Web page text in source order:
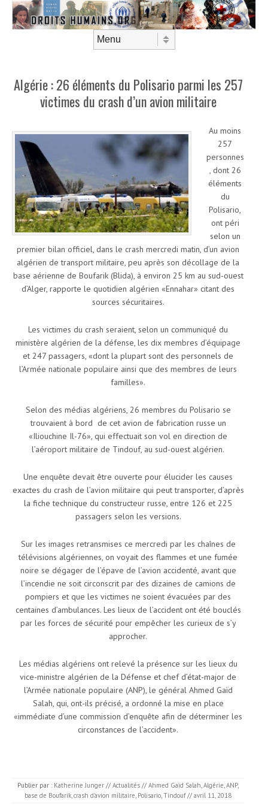
Algérie : 26 éléments du Polisario parmi les 257
victimes du crash d’un avion militaire
Au moins
257
personnes
, dont 26
éléments
du
Polisario,
ont péri
selon un
premier bilan officiel, dans le crash mercredi matin, d’un avion
algérien de transport militaire, peu après son décollage de la
base aérienne de Boufarik (Blida), à environ 25 km au sud-ouest
d’Alger, rapporte le quotidien algérien «Ennahar» citant des
sources sécuritaires.
Les victimes du crash seraient, selon un communiqué du
ministère algérien de la défense, les dix membres d’équipage
et 247 passagers, «dont la plupart sont des personnels de
l’Armée nationale populaire ainsi que des membres de leurs
familles».
Selon des médias algériens, 26 membres du Polisario se
trouvaient à bord de cet avion de fabrication russe un
«Iliouchine Il-76», qui effectuait son vol en direction de
l’aéroport militaire de Tindouf, au sud-ouest algérien.
Une enquête devait être ouverte pour élucider les causes
exactes du crash de l’avion militaire qui peut transporter, d’après
la fiche technique du constructeur russe, entre 126 et 225
passagers selon les versions.
Sur les images retransmises ce mercredi par les chaînes de
télévisions algériennes, on voyait des flammes et une fumée
noire se dégager de l’épave de l’avion accidenté, avant que
l’incendie ne soit circonscrit par des dizaines de camions de
pompiers et que les victimes ne soient évacuées par des
centaines d’ambulances. Les lieux de l’accident ont été bouclés
par les forces de sécurité pour empêcher les curieux de s’y
approcher.
Les médias algériens ont relevé la présence sur les lieux du
vice-ministre algérien de la Défense et chef d’état-major de
l’Armée nationale populaire (ANP), le général Ahmed Gaïd
Salah, qui, ont-ils précisé, a ordonné la mise en place
«immédiate d’une commission d’enquête afin de déterminer les
circonstances de l’accident».
Publier par : Katherine Junger // Actualités // Ahmed Gaïd Salah,Algérie,ANP,
base de Boufarik,crash d'avion militaire, Polisario,Tindouf // avril 11, 2018